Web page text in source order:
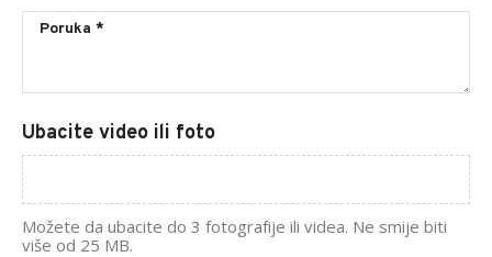
Ubacite video ili foto
Možete da ubacite do 3 fotografije ili videa. Ne smije biti
više od 25 MB.